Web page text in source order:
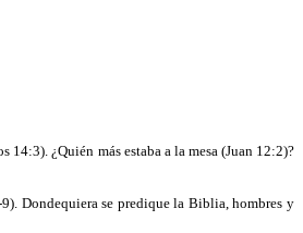
¿Quién más estaba a la mesa (Juan 12:2)?
Dondequiera se predique la Biblia, hombres y